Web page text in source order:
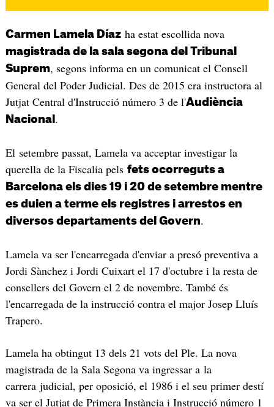
Carmen Lamela Díazha estat escollida nova
magistrada de la sala segona del Tribunal
Suprem, segons informa en un comunicat el Consell
General del Poder Judicial. Des de 2015 era instructora al
Jutjat Central d'Instrucció número 3 de l'Audiència
Nacional .
El setembre passat, Lamela va acceptar investigar la
querella de la Fiscalia pels fets ocorreguts a
Barcelona els dies 19 i 20 de setembre mentre
es duien a terme els registres i arrestos en
diversos departaments del Govern.
Lamela va ser l'encarregada d'enviar a presó preventiva a
Jordi Sànchez i Jordi Cuixart el 17 d'octubre i la resta de
consellers del Govern el 2 de novembre. També és
l'encarregada de la instrucció contra el major Josep Lluís
Trapero.
Lamela ha obtingut 13 dels 21 vots del Ple. La nova
magistrada de la Sala Segona va ingressar a la
carrera judicial, per oposició, el 1986 i el seu primer destí
va ser el Jutjat de Primera Instància i Instrucció número 1